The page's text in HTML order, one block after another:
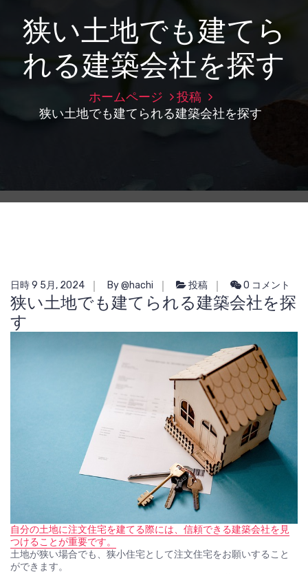
狭い土地でも建てら
れる建築会社を探す
ホームページ
投稿
狭い土地でも建てられる建築会社を探す
日時 9 5月, 2024 By @hachi 投稿 0 コメント
狭い土地でも建てられる建築会社を探
す
自分の土地に注文住宅を建てる際には、信頼できる建築会社を見
つけることが重要です。
土地が狭い場合でも、狭小住宅として注文住宅をお願いすること
ができます。